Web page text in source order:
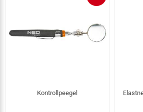
Kontrollpeegel